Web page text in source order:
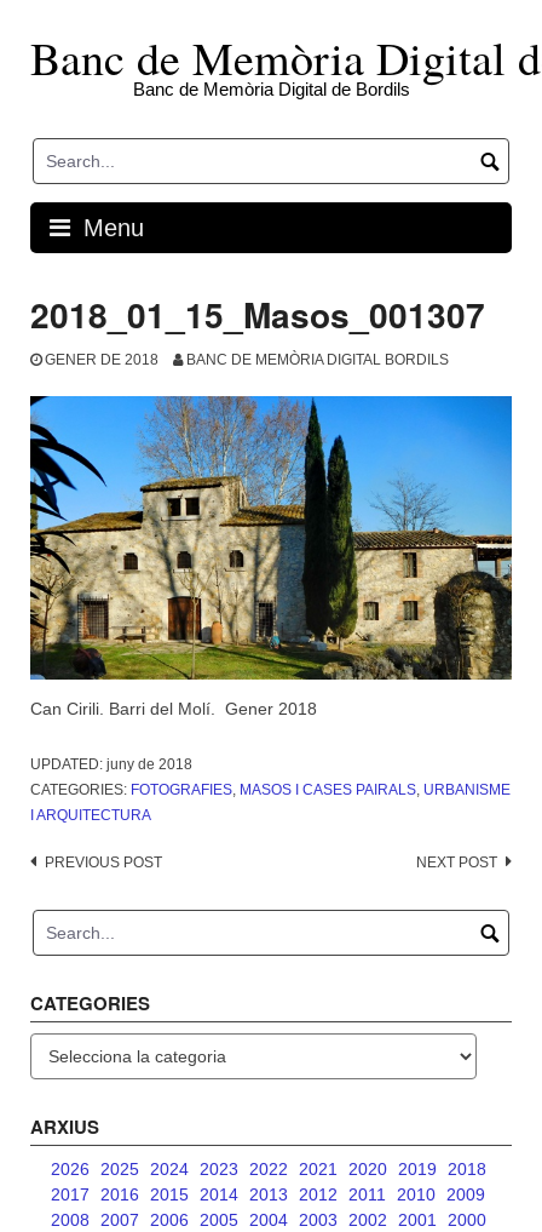
contentBanc de Memòria Digital
Banc de Memòria Digital de Bordils
Menu
2018_01_15_Masos_001307
GENER DE 2018 BANC DE MEMÒRIA DIGITAL BORDILS
Can Cirili. Barri del Molí. Gener 2018
UPDATED: juny de 2018
CATEGORIES: FOTOGRAFIES, MASOS I CASES PAIRALS, URBANISME
I ARQUITECTURA
Post
PREVIOUS POST NEXT POST
CATEGORIES
ARXIUS
2026 2025 2024 2023 2022 2021 2020 2019
2018
2017
2016 2015 2014 2013 2012 2011 2010
2009
2008
2007 2006 2005 2004 2003 2002 2001
2000